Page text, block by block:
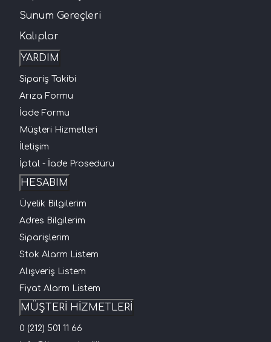
Sunum Gereçleri
Kalıplar
YARDIM
Sipariş Takibi
Arıza Formu
İade Formu
Müşteri Hizmetleri
İletişim
İptal - İade Prosedürü
HESABIM
Üyelik Bilgilerim
Adres Bilgilerim
Siparişlerim
Stok Alarm Listem
Alışveriş Listem
Fiyat Alarm Listem
MÜŞTERİ HİZMETLERİ
0 (212) 501 11 66